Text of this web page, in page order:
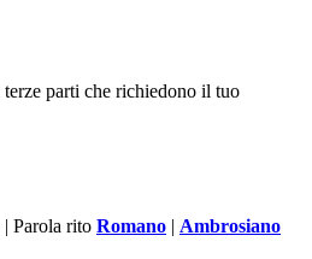
parti che richiedono il tuo
| Parola rito Romano | Ambrosiano